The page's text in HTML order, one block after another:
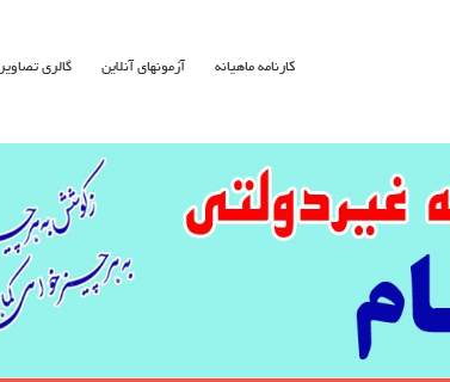
گالری تصاویر آزمونهای آنلاین کارنامه ماهیانه